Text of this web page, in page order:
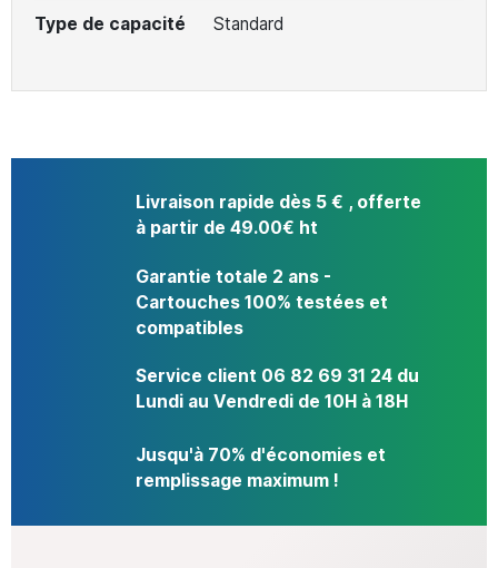
Type de capacité Standard
Livraison rapide dès 5 € , offerte
à partir de 49.00€ ht
Garantie totale 2 ans -
Cartouches 100% testées et
compatibles
Service client 06 82 69 31 24 du
Lundi au Vendredi de 10H à 18H
Jusqu'à 70% d'économies et
remplissage maximum !